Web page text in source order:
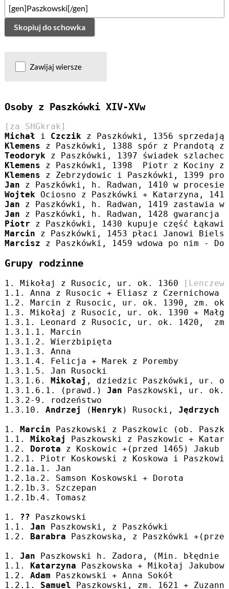
Skopiuj do schowka
Zawijaj wiersze
Osoby z Paszkówki XIV-XVw
[za SHGkrak]
Michał i Czczik z Paszkówki, 1356 sprzedają
Klemens z Paszkówki, 1388 spór z Prandotą z
Teodoryk z Paszkówki, 1397 świadek
Klemens z Paszkówki, 1398  Piotr z Kociny
Klemens z Zebrzydowic i Paszkówki, 1399
Jan z Paszkówki, h. Radwan, 1410 w
Wojtek Ociosno z Paszkówki + Katarzyna,
Jan z Paszkówki, h. Radwan, 1419 zastawia
Jan z Paszkówki, h. Radwan, 1428 gwarancja
Piotr z Paszkówki, 1430 kupuje część
Marcin z Paszkówki, 1453 płaci Janowi
Marcisz z Paszkówki, 1459 wdowa po nim -
Grupy rodzinne
1. Mikołaj z Rusocic, ur. ok. 1360
1.1. Anna z Rusocic + Eliasz z Czernichowa
1.2. Marcin z Rusocic, ur. ok. 1390, zm. ok.
1.3. Mikołaj z Rusocic, ur. ok. 1390 +
1.3.1. Leonard z Rusocic, ur. ok. 1420,  zm.
1.3.1.1. Marcin
1.3.1.2. Wierzbipięta
1.3.1.3. Anna
1.3.1.4. Felicja + Marek z Poremby
1.3.1.5. Jan Rusocki
1.3.1.6. Mikołaj , dziedzic Paszkówki, ur.
1.3.1.6.1. (prawd.) Jan Paszkowski, ur. ok.
1.3.2-9. rodzeństwo
1.3.10. Andrzej ( Henryk) Rusocki, Jędrzych
1. Marcin Paszkowski z Paszkowic (ob.
1.1. Mikołaj
Paszkowski z Paszkowic +
1.2. Dorota z Koskowic +(przed 1465) Jakub z
1.2.1. Piotr Koskowski z Koskowa i
1.2.1a.1. Jan
1.2.1a.2. Samson Koskowski + Dorota
1.2.1b.3. Szczepan
1.2.1b.4. Tomasz
1. ?? Paszkowski
1.1. Jan Paszkowski, z Paszkówki
1.2. Barabra Paszkowska, z Paszkówki
1. Jan Paszkowski h. Zadora, (Min. błędnie
1.1. Katarzyna Paszkowska + Mikołaj
1.2. Adam Paszkowski + Anna Sokół
1.2.1. Samuel Paszkowski, zm. 1621 +